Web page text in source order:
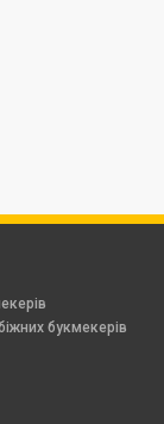
букмекерів